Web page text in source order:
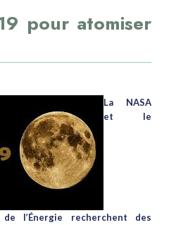
pour atomiser
La NASA
et le
l’Énergie recherchent des